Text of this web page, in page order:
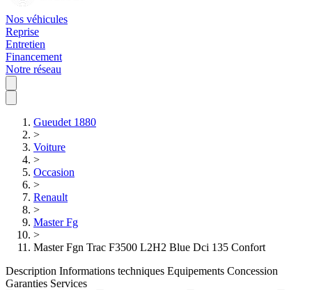
Nos véhicules
Reprise
Entretien
Financement
Notre réseau
Gueudet 1880
>
Voiture
>
Occasion
>
Renault
>
Master Fg
>
Master Fgn Trac F3500 L2H2 Blue Dci 135 Confort
Description Informations techniques Equipements Concession
Garanties Services